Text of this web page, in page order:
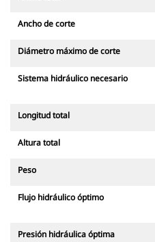
Ancho de corte
Diámetro máximo de corte
Sistema hidráulico necesario
Longitud total
Altura total
Peso
Flujo hidráulico óptimo
Presión hidráulica óptima